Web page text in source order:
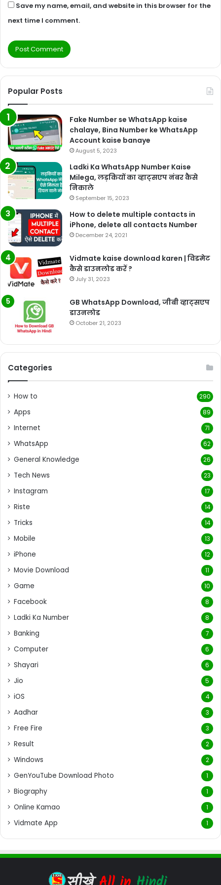
Save my name, email, and website in this browser for the
next time I comment.
Popular Posts
Fake Number se WhatsApp kaise
chalaye, Bina Number ke WhatsApp
Account kaise banaye
August 5, 2023
Ladki Ka WhatsApp Number Kaise
Milega, लड़कियों का व्हाट्सएप नंबर कैसे
निकाले
September 15, 2023
How to delete multiple contacts in
iPhone, delete all contacts Number
December 24, 2021
Vidmate kaise download karen | विडमेट
कैसे डाउनलोड करें ?
July 31, 2023
GB WhatsApp Download, जीबी व्हाट्सएप
डाउनलोड
October 21, 2023
Categories
How to 290
Apps 89
Internet 71
WhatsApp 62
General Knowledge 26
Tech News 23
Instagram 17
Riste 14
Tricks 14
Mobile 13
iPhone 12
Movie Download 11
Game 10
Facebook 8
Ladki Ka Number 8
Banking 7
Computer 6
Shayari 6
Jio 5
iOS 4
Aadhar 3
Free Fire 3
Result 2
Windows 2
GenYouTube Download Photo 1
Biography 1
Online Kamao 1
Vidmate App 1